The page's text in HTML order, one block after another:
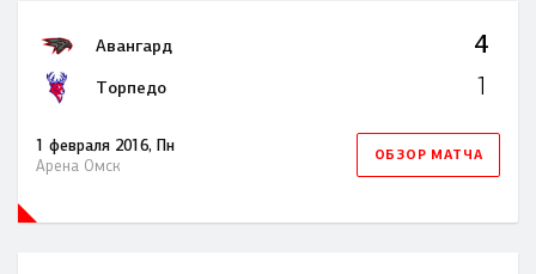
1 февраля 2016, Пн
Арена Омск
Авангард 4
Торпедо 1
ОБЗОР МАТЧА